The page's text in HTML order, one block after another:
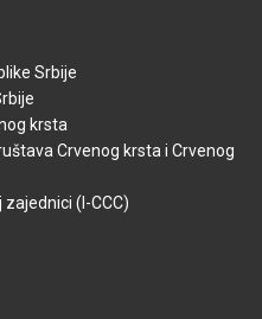
Srbije
krsta
Crvenog krsta i Crvenog
(I-CCC)